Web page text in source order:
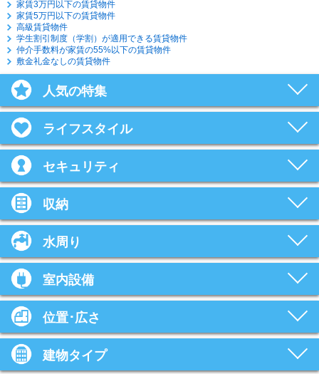
家賃3万円以下の賃貸物件
家賃5万円以下の賃貸物件
高級賃貸物件
学生割引制度（学割）が適用できる賃貸物件
仲介手数料が家賃の55%以下の賃貸物件
敷金礼金なしの賃貸物件
人気の特集
ライフスタイル
セキュリティ
収納
水周り
室内設備
位置･広さ
建物タイプ